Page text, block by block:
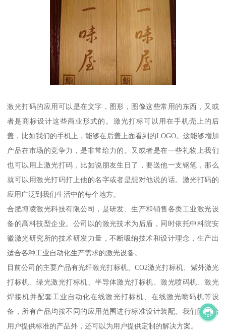
激光打码的应用可以是在文字，图形，图像这些常用的东西，又或
者是商标设计这些商业形式的。激光打标可以用在手机壳上的后
盖，比如我们的手机上，能够在后盖上面看到的LOGO。这能够增加
产品在市场的竞争力，是非常给力的。又或者是在一些礼物上我们
也可以用上激光打码，比如说朋友生日了，要送他一支钢笔，那么
就可以用激光打码打上他的名字或者是想对他说的话。激光打码的
应用广泛到我们生活中的每个地方。
合肥博凌激光科技有限公司，是研发、生产和销售各类工业激光设
备的高科技型企业。公司以的激光技术为后盾，同时依托中科院安
徽激光研究所的技术研发力量，不断吸纳技术和设计理念，生产出
适合各种工业自动化生产需求的激光设备。
目前公司的主要产品有光纤激光打标机、CO2激光打标机、紫外激光
打标机、绿光激光打标机、半导体激光打标机、激光喷码机、激光
焊接机并配套工业自动化在线激光打标机、在线激光喷码机等设
备，所有产品均按不同的应用范围进行标准设计装配。我们除了给
用户提供标准的产品外，还可以为用户提供定制的解决方案。